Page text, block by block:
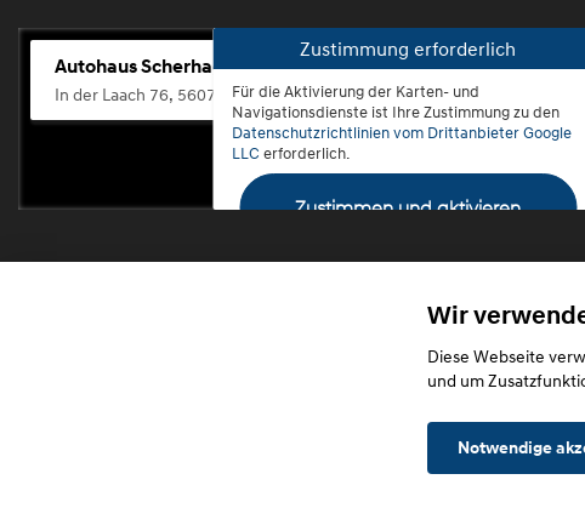
Autohaus Scherhag
In der Laach 76, 56072 Koblenz-Güls
Zustimmung erforderlich
Für die Aktivierung der Karten- und
Navigationsdienste ist Ihre Zustimmung zu den
Datenschutzrichtlinien vom Drittanbieter Google
LLC erforderlich.
Zustimmen und aktivieren
Startseite
Wir
Diese Webseite
und um
Notwendige